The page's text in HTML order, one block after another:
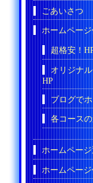
ごあいさつ
ホームペー
超格安！
オリジナ
HP
ブログで
各コース
ホームペー
ホームペー